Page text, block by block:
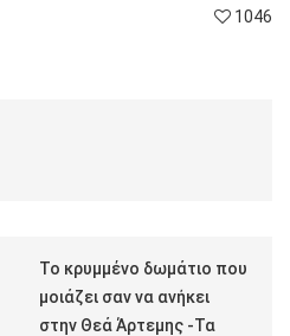
1046
Το κρυμμένο δωμάτιο που
μοιάζει σαν να ανήκει
στην Θεά Άρτεμης -Τα